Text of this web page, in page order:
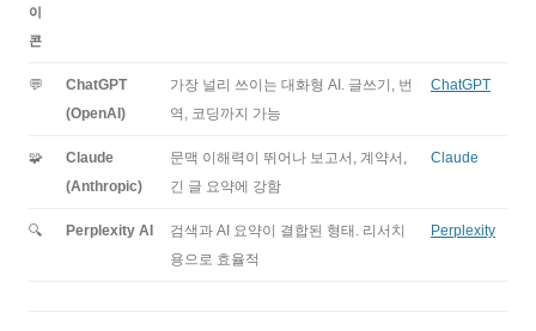
이
콘
💬
ChatGPT
(OpenAI)
가장 널리 쓰이는 대화형 AI. 글쓰기, 번
역, 코딩까지 가능
ChatGPT
🧩
Claude
(Anthropic)
문맥 이해력이 뛰어나 보고서, 계약서,
긴 글 요약에 강함
Claude
🔍 Perplexity AI
검색과 AI 요약이 결합된 형태. 리서치
용으로 효율적
Perplexity